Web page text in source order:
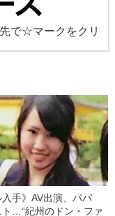
先で☆マークをクリ
入手》AV出演、パパ
ト…“紀州のドン・ファ